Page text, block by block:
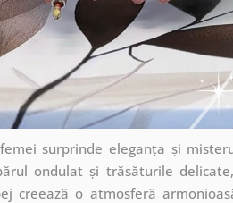
surprinde eleganța și
ondulat și trăsăturile
creează o atmosferă